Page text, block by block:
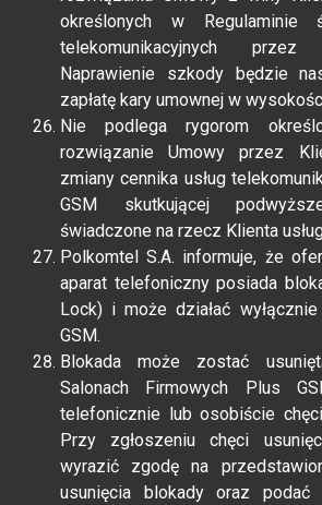
określonych w Regulaminie
telekomunikacyjnych
Naprawienie szkody będzie
zapłatę kary umownej w
Nie podlega rygorom
rozwiązanie Umowy przez
zmiany cennika usług
GSM skutkującej
świadczone na rzecz Klienta
Polkomtel S.A. informuje, że
aparat telefoniczny posiada
Lock) i może działać
GSM.
Blokada może zostać
Salonach Firmowych Plus
telefonicznie lub osobiście
Przy zgłoszeniu chęci
wyrazić zgodę na
usunięcia blokady oraz